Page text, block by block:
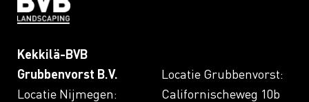
Kekkilä-BVB
Grubbenvorst B.V.
Locatie Nijmegen:
Locatie Grubbenvorst:
Californischeweg 10b